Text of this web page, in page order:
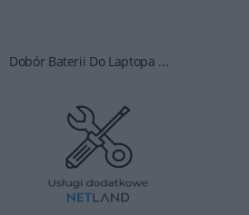
Dobór Baterii Do Laptopa ...